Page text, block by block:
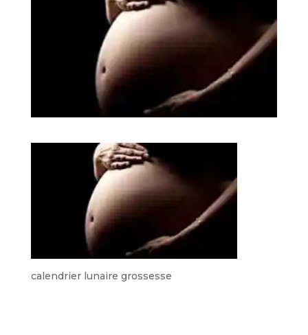
calendrier lunaire grossesse